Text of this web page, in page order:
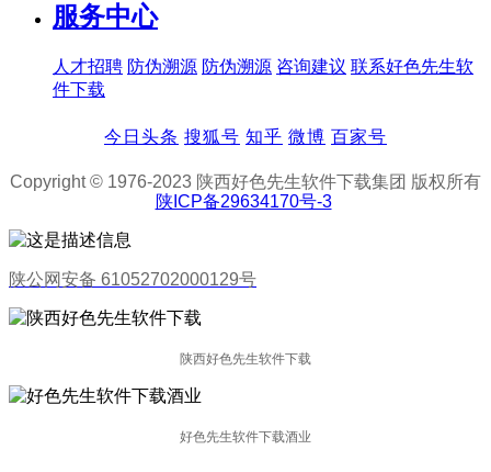
服务中心
人才招聘 防伪溯源 防伪溯源 咨询建议 联系好色先生软
件下载
今日头条 搜狐号 知乎 微博 百家号
Copyright © 1976-2023 陕西好色先生软件下载集团 版权所有
陕ICP备29634170号-3
陕公网安备 61052702000129号
陕西好色先生软件下载
好色先生软件下载酒业